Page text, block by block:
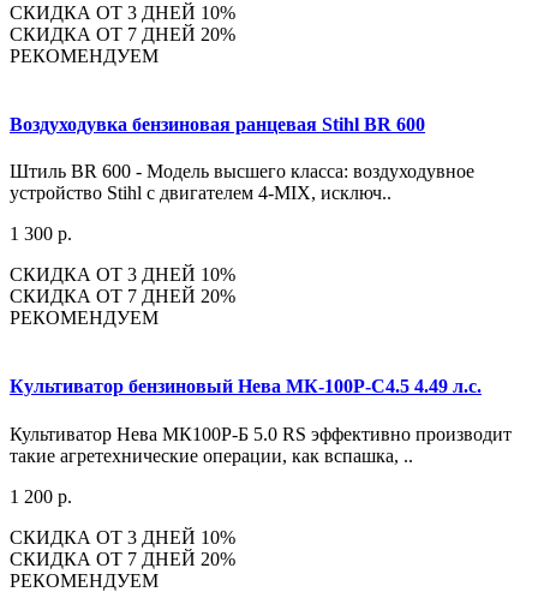
СКИДКА ОТ 3 ДНЕЙ 10%
СКИДКА ОТ 7 ДНЕЙ 20%
РЕКОМЕНДУЕМ
Воздуходувка бензиновая ранцевая Stihl BR 600
Штиль BR 600 - Модель высшего класса: воздуходувное
устройство Stihl с двигателем 4-MIX, исключ..
1 300 р.
СКИДКА ОТ 3 ДНЕЙ 10%
СКИДКА ОТ 7 ДНЕЙ 20%
РЕКОМЕНДУЕМ
Культиватор бензиновый Нева МК-100Р-С4.5 4.49 л.с.
Культиватор Нева МК100Р-Б 5.0 RS эффективно производит
такие агретехнические операции, как вспашка, ..
1 200 р.
СКИДКА ОТ 3 ДНЕЙ 10%
СКИДКА ОТ 7 ДНЕЙ 20%
РЕКОМЕНДУЕМ